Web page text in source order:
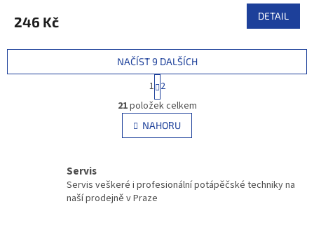
246 Kč DETAIL
O
v
l
á
í
p
NAČÍST 9 DALŠÍCH
S
t
r
á
n
k
n
í
1 2
21položek celkem
NAHORU
Servis
Servis veškeré i profesionální potápěčské techniky na
naší prodejně v Praze